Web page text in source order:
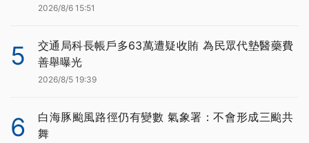
2026/8/6 15:51
5
交通局科長帳戶多63萬遭疑收賄 為民眾代墊醫藥費
善舉曝光
2026/8/5 19:39
6
白海豚颱風路徑仍有變數 氣象署：不會形成三颱共
舞